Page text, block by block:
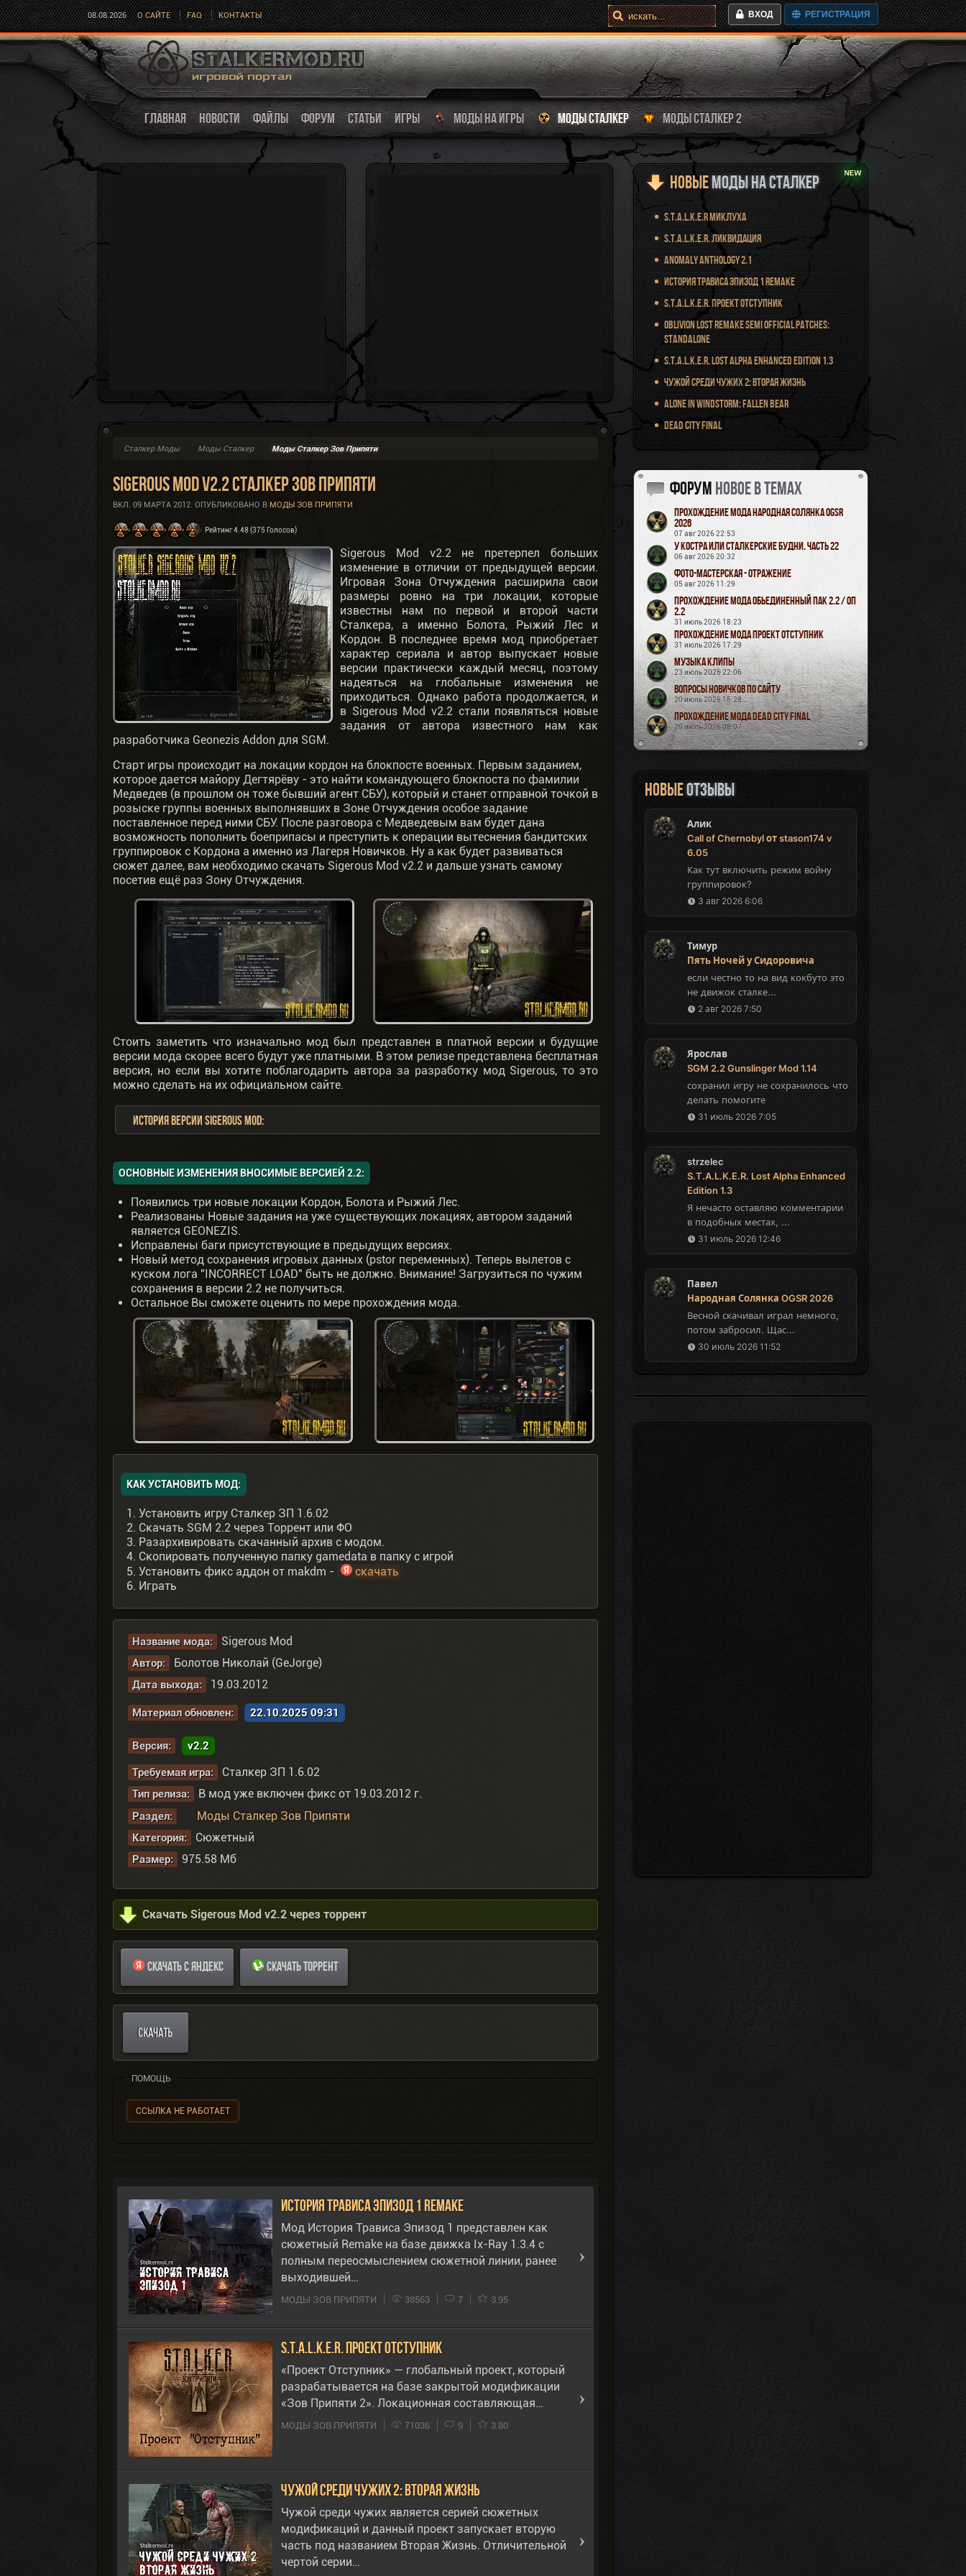
08.08.2026 О САЙТЕ FAQ КОНТАКТЫ ВХОД РЕГИСТРАЦИЯ
ГЛАВНАЯ НОВОСТИ ФАЙЛЫ ФОРУМ СТАТЬИ ИГРЫ МОДЫ НА ИГРЫ МОДЫ СТАЛКЕР МОДЫ СТАЛКЕР 2
Сталкер Моды Моды Сталкер Моды Сталкер Зов Припяти
Sigerous Mod v2.2 Сталкер Зов Припяти
ВКЛ. 09 МАРТА 2012. ОПУБЛИКОВАНО В МОДЫ ЗОВ ПРИПЯТИ
Рейтинг 4.48 (375 Голосов)
Sigerous Mod v2.2 не претерпел больших
изменение в отличии от предыдущей версии.
Игровая Зона Отчуждения расширила свои
размеры ровно на три локации, которые
известны нам по первой и второй части
Сталкера, а именно Болота, Рыжий Лес и
Кордон. В последнее время мод приобретает
характер сериала и автор выпускает новые
версии практически каждый месяц, поэтому
надеяться на глобальные изменения не
приходиться. Однако работа продолжается, и
в Sigerous Mod v2.2 стали появляться новые
задания от автора известного нам как
разработчика Geonezis Addon для SGM.
Старт игры происходит на локации кордон на блокпосте военных. Первым заданием,
которое дается майору Дегтярёву - это найти командующего блокпоста по фамилии
Медведев (в прошлом он тоже бывший агент СБУ), который и станет отправной точкой в
розыске группы военных выполнявших в Зоне Отчуждения особое задание
поставленное перед ними СБУ. После разговора с Медведевым вам будет дана
возможность пополнить боеприпасы и преступить к операции вытеснения бандитских
группировок с Кордона а именно из Лагеря Новичков. Ну а как будет развиваться
сюжет далее, вам необходимо скачать Sigerous Mod v2.2 и дальше узнать самому
посетив ещё раз Зону Отчуждения.
Стоить заметить что изначально мод был представлен в платной версии и будущие
версии мода скорее всего будут уже платными. В этом релизе представлена бесплатная
версия, но если вы хотите поблагодарить автора за разработку мод Sigerous, то это
можно сделать на их официальном сайте.
История версии Sigerous Mod:
ОСНОВНЫЕ ИЗМЕНЕНИЯ ВНОСИМЫЕ ВЕРСИЕЙ 2.2:
Появились три новые локации Кордон, Болота и Рыжий Лес.
Реализованы Новые задания на уже существующих локациях, автором заданий
является GEONEZIS.
Исправлены баги присутствующие в предыдущих версиях.
Новый метод сохранения игровых данных (pstor переменных). Теперь вылетов с
куском лога "INCORRECT LOAD" быть не должно. Внимание! Загрузиться по чужим
сохранения в версии 2.2 не получиться.
Остальное Вы сможете оценить по мере прохождения мода.
КАК УСТАНОВИТЬ МОД:
Установить игру Сталкер ЗП 1.6.02
Скачать SGM 2.2 через Торрент или ФО
Разархивировать скачанный архив с модом.
Скопировать полученную папку gamedata в папку с игрой
Установить фикс аддон от makdm -
скачать
Играть
Название мода: Sigerous Mod
Автор: Болотов Николай (GeJorge)
Дата выхода: 19.03.2012
Материал обновлен: 22.10.2025 09:31
Версия: v2.2
Требуемая игра: Сталкер ЗП 1.6.02
Тип релиза: В мод уже включен фикс от 19.03.2012 г.
Раздел: Моды Сталкер Зов Припяти
Категория: Сюжетный
Размер: 975.58 Мб
Скачать Sigerous Mod v2.2 через торрент
СКАЧАТЬ С ЯНДЕКС СКАЧАТЬ ТОРРЕНТ
СКАЧАТЬ
ПОМОЩЬ
ССЫЛКА НЕ РАБОТАЕТ
История Трависа Эпизод 1 Remake
Мод История Трависа Эпизод 1 представлен как
сюжетный Remake на базе движка Ix-Ray 1.3.4 с
полным переосмыслением сюжетной линии, ранее
выходившей…
МОДЫ ЗОВ ПРИПЯТИ 38563 7 3.95
S.T.A.L.K.E.R. Проект Отступник
«Проект Отступник» — глобальный проект, который
разрабатывается на базе закрытой модификации
«Зов Припяти 2». Локационная составляющая…
МОДЫ ЗОВ ПРИПЯТИ 71036 9 3.80
Чужой среди чужих 2: Вторая жизнь
Чужой среди чужих является серией сюжетных
модификаций и данный проект запускает вторую
часть под названием Вторая Жизнь. Отличительной
чертой серии…
НовыеМоды на Сталкер
S.T.A.L.K.E.R Миклуха
S.T.A.L.K.E.R. Ликвидация
Anomaly Anthology 2.1
История Трависа Эпизод 1 Remake
S.T.A.L.K.E.R. Проект Отступник
Oblivion Lost Remake Semi Official Patches:
Standalone
S.T.A.L.K.E.R. Lost Alpha Enhanced Edition 1.3
Чужой среди чужих 2: Вторая жизнь
Alone in Windstorm: Fallen Bear
Dead City Final
Форум новое в темах
Прохождение мода Народная Солянка OGSR
2026
07 авг 2026 22:53
У Костра или Сталкерские будни. Часть 22
06 авг 2026 20:32
Фото-мастерская - Отражение
05 авг 2026 11:29
Прохождение мода Обьединенный Пак 2.2 / ОП
2.2
31 июль 2026 18:23
Прохождение мода Проект Отступник
31 июль 2026 17:29
Музыка Клипы
23 июль 2026 22:06
Вопросы новичков по сайту
20 июль 2026 15:28
Прохождение мода Dead City Final
20 июль 2026 08:07
Новыеотзывы
Алик
Call of Chernobyl от stason174 v
6.05
Как тут включить режим войну
группировок?
3 авг 2026 6:06
Тимур
Пять Ночей у Сидоровича
если честно то на вид кокбуто это
не движок сталке...
2 авг 2026 7:50
Ярослав
SGM 2.2 Gunslinger Mod 1.14
сохранил игру не сохранилось что
делать помогите
31 июль 2026 7:05
strzelec
S.T.A.L.K.E.R. Lost Alpha Enhanced
Edition 1.3
Я нечасто оставляю комментарии
в подобных местах, ...
31 июль 2026 12:46
Павел
Народная Солянка OGSR 2026
Весной скачивал играл немного,
потом забросил. Щас...
30 июль 2026 11:52